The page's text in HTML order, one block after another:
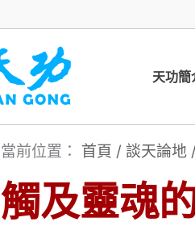
天功簡
當前位置： 首頁 / 談天論地 /
觸及靈魂